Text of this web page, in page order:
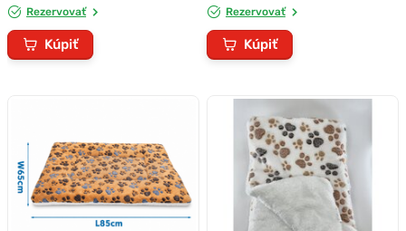
Rezervovať
Kúpiť
Rezervovať
Kúpiť